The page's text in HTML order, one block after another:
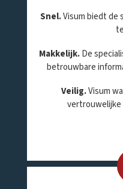
Snel.Visum biedt de
Makkelijk.De
betrouwbare
Veilig.Visum
vertrouwelijke